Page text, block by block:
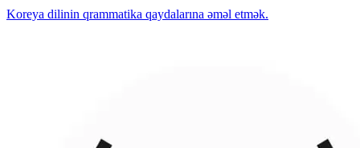
Koreya dilinin qrammatika qaydalarına əməl etmək.